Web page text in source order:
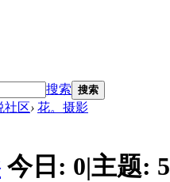
搜索 搜索
社区› 花。摄影
今日: 0|主题: 5